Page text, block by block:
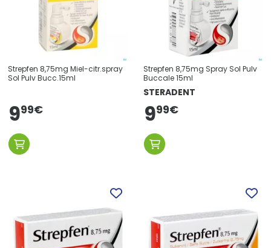
Strepfen 8,75mg Miel-citr.spray
Sol Pulv Bucc.15ml
999€
Strepfen 8,75mg Spray Sol Pulv
Buccale 15ml
STERADENT
999€